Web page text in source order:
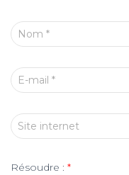
Nom *
E-mail *
Site internet
Résoudre : *